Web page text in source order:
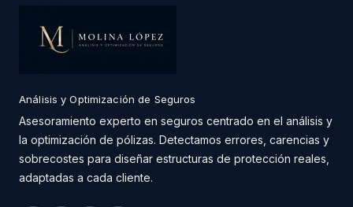
Análisis y Optimización de Seguros
Asesoramiento experto en seguros centrado en el análisis y
la optimización de pólizas. Detectamos errores, carencias y
sobrecostes para diseñar estructuras de protección reales,
adaptadas a cada cliente.